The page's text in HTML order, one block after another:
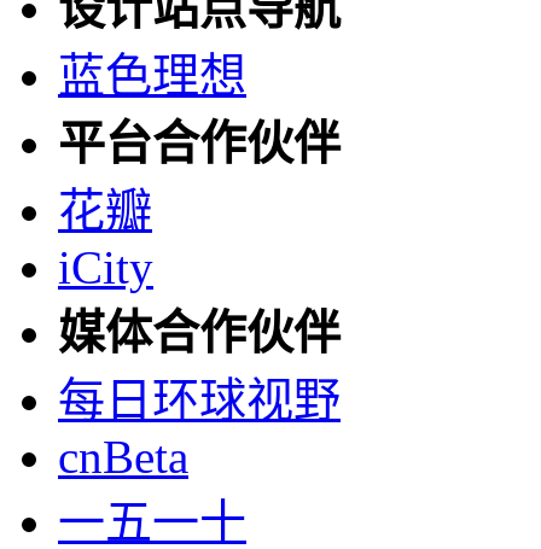
蓝色理想
平台合作伙伴
花瓣
iCity
媒体合作伙伴
每日环球视野
cnBeta
一五一十